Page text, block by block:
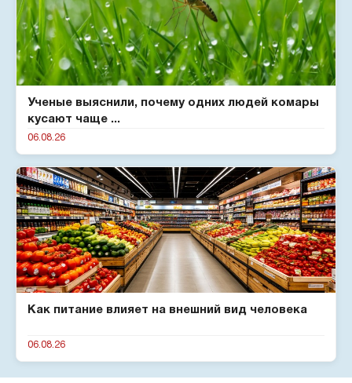
Ученые выяснили, почему одних людей комары
кусают чаще ...
06.08.26
Как питание влияет на внешний вид человека
06.08.26